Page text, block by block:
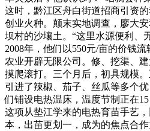
这时，黔江区舟白街道招商引资
创业火种。颠末实地调查，廖大
坝村的沙壤土。“这里水源便利、
2008年，他们以550元/亩的价钱
农业开辟无限公司。修、挖渠、
摸爬滚打。三个月后，初具规模
引进了辣椒、茄子、丝瓜等多个
们铺设电热温床，温度节制正在
这项从垫江学来的电热育苗手艺
本，出苗更划一，成为的焦点合